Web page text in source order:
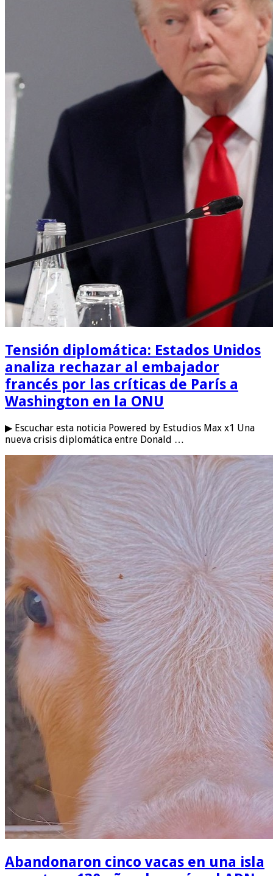
Tensión diplomática: Estados Unidos
analiza rechazar al embajador
francés por las críticas de París a
Washington en la ONU
▶ Escuchar esta noticia Powered by Estudios Max x1 Una
nueva crisis diplomática entre Donald …
Abandonaron cinco vacas en una isla